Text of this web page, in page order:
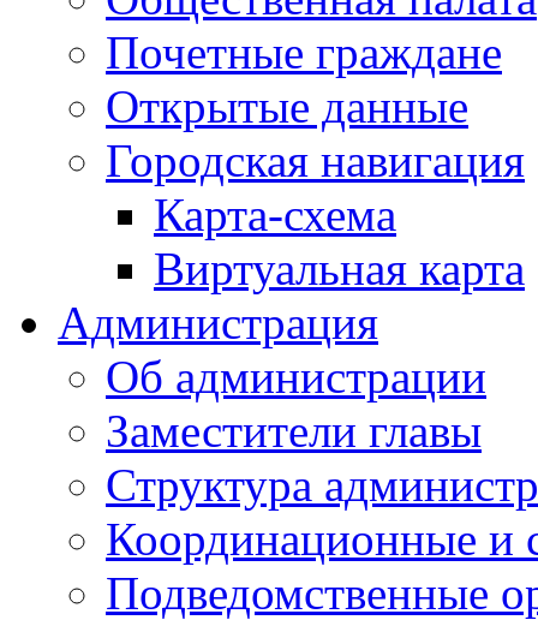
Почетные граждане
Открытые данные
Городская навигация
Карта-схема
Виртуальная карта
Администрация
Об администрации
Заместители главы
Структура
Координационные и
Подведомственные